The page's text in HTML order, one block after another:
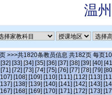
温
>>>共1820条教员信息 共182页 每页10
[32] [33] [34] [35] [36] [37] [38] [39] [40]
[71] [72] [73] [74] [75] [76] [77] [78] [79]
[107] [108] [109] [110] [111] [112] [113]
[137] [138] [139] [140] [141] [142] [143]
[167] [168] [169] [170] [171] [172] [173]